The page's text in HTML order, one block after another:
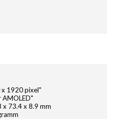
1920 pixel"
AMOLED"
x 73.4 x 8.9 mm